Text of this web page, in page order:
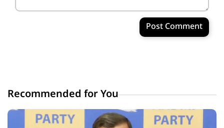
Post Comment
Recommended for You